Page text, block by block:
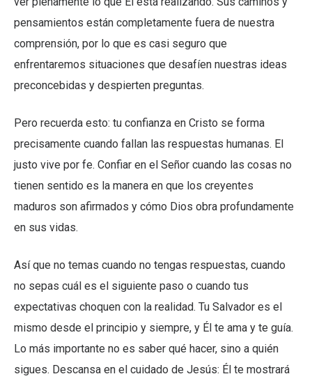
pensamientos están completamente fuera de nuestra
comprensión, por lo que es casi seguro que
enfrentaremos situaciones que desafíen nuestras ideas
preconcebidas y despierten preguntas.
Pero recuerda esto: tu confianza en Cristo se forma
precisamente cuando fallan las respuestas humanas. El
justo vive por fe. Confiar en el Señor cuando las cosas no
tienen sentido es la manera en que los creyentes
maduros son afirmados y cómo Dios obra profundamente
en sus vidas.
Así que no temas cuando no tengas respuestas, cuando
no sepas cuál es el siguiente paso o cuando tus
expectativas choquen con la realidad. Tu Salvador es el
mismo desde el principio y siempre, y Él te ama y te guía.
Lo más importante no es saber qué hacer, sino a quién
sigues. Descansa en el cuidado de Jesús: Él te mostrará